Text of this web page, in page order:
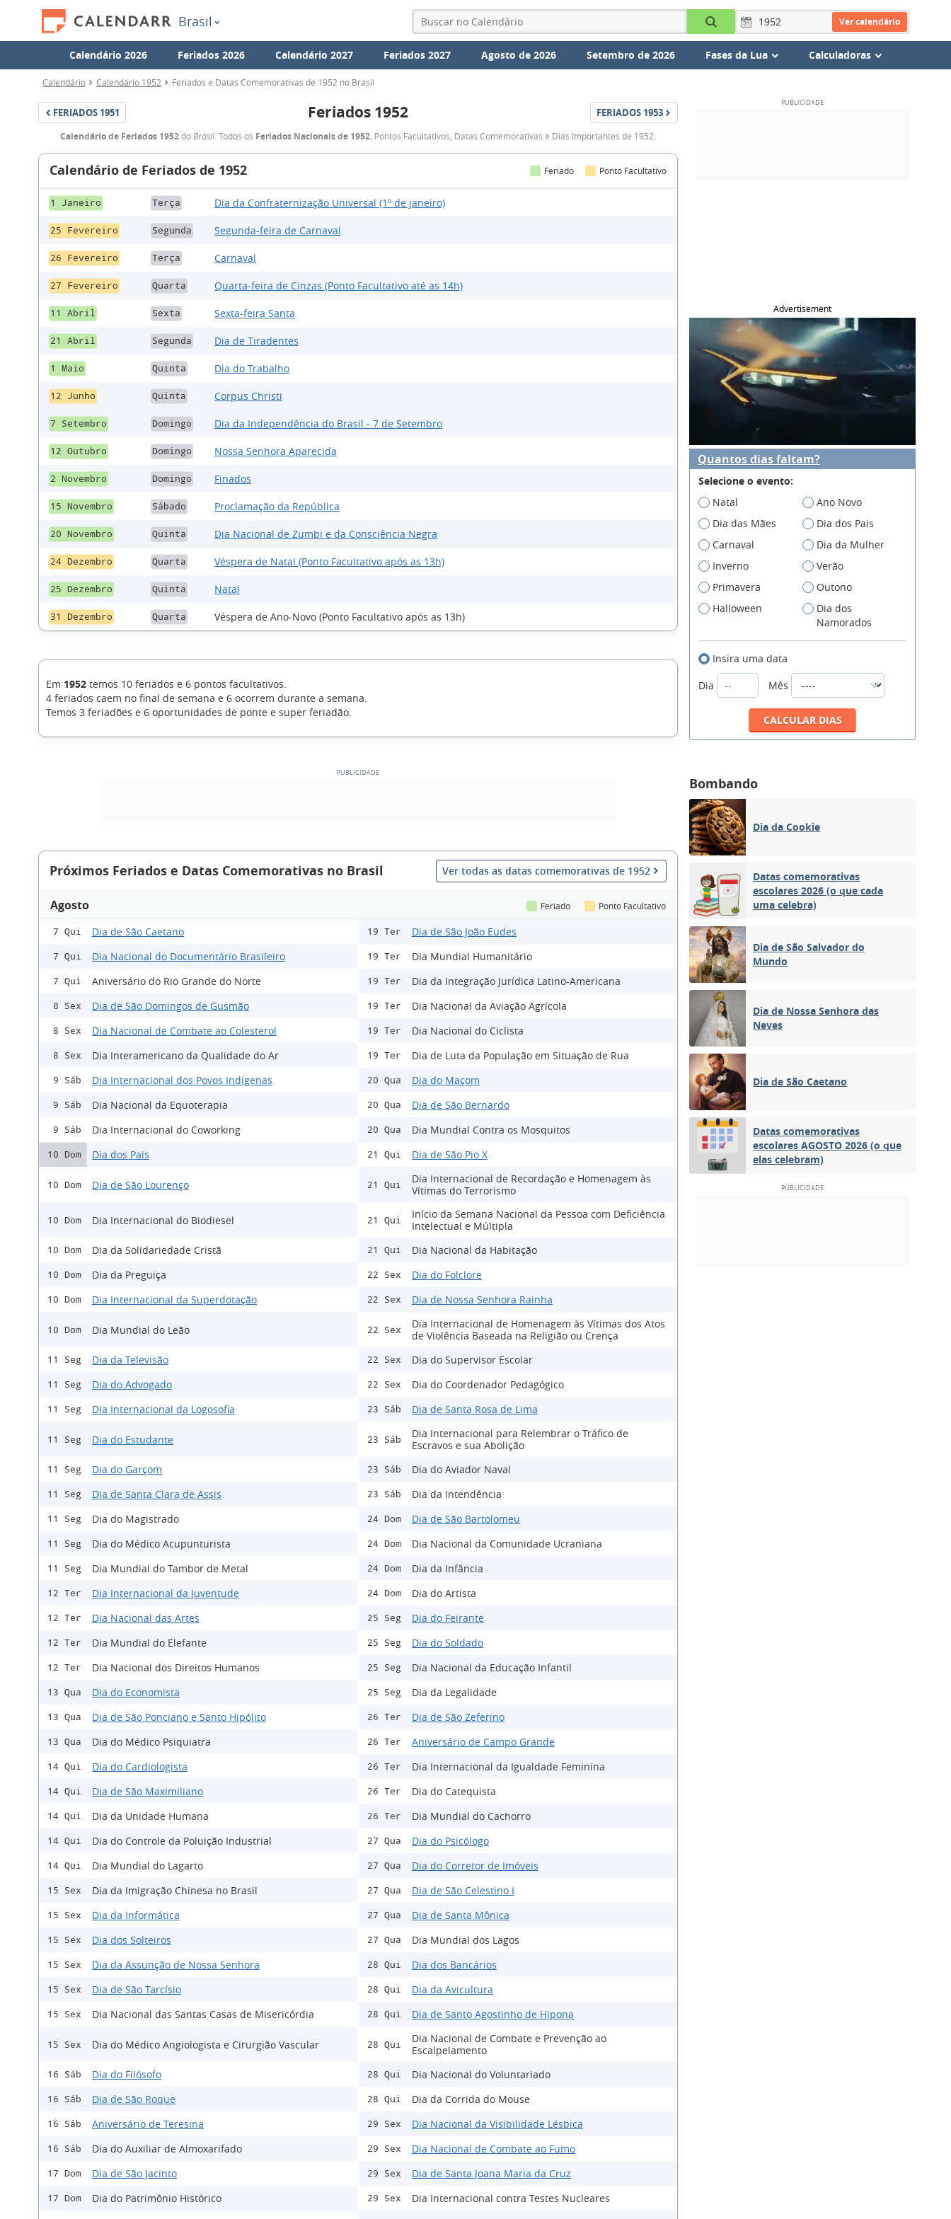
Brasil Ver calendário
Calendário 2026 Feriados 2026 Calendário 2027 Feriados 2027 Agosto de 2026 Setembro de 2026 Fases da Lua Calculadoras
Calendário Calendário 1952 Feriados e Datas Comemorativas de 1952 no Brasil
FERIADOS 1951
Feriados
1952
Feriados 1952 FERIADOS 1953
Calendário de Feriados 1952doBrasil . Todos os Feriados Nacionais de 1952 , Pontos Facultativos, Datas Comemorativas e Dias Importantes de 1952.
Calendário de Feriados de 1952 Feriado Ponto Facultativo
1 Janeiro Terça Dia da Confraternização Universal (1º de janeiro)
25 Fevereiro Segunda Segunda-feira de Carnaval
26 Fevereiro Terça Carnaval
27 Fevereiro Quarta Quarta-feira de Cinzas (Ponto Facultativo até as 14h)
11 Abril Sexta Sexta-feira Santa
21 Abril Segunda Dia de Tiradentes
1 Maio Quinta Dia do Trabalho
12 Junho Quinta Corpus Christi
7 Setembro Domingo Dia da Independência do Brasil - 7 de Setembro
12 Outubro Domingo Nossa Senhora Aparecida
2 Novembro Domingo Finados
15 Novembro Sábado Proclamação da República
20 Novembro Quinta Dia Nacional de Zumbi e da Consciência Negra
24 Dezembro Quarta Véspera de Natal (Ponto Facultativo após as 13h)
25 Dezembro Quinta Natal
31 Dezembro Quarta Véspera de Ano-Novo (Ponto Facultativo após as 13h)
Em 1952 temos 10 feriados e 6 pontos facultativos.
4 feriados caem no final de semana e 6 ocorrem durante a semana.
Temos 3 feriadões e 6 oportunidades de ponte e super feriadão.
Próximos Feriados e Datas Comemorativas no Brasil Ver todas as datas comemorativas de 1952
Agosto Feriado Ponto Facultativo
7 Qui Dia de São Caetano
7 Qui Dia Nacional do Documentário Brasileiro
7 Qui Aniversário do Rio Grande do Norte
8 Sex Dia de São Domingos de Gusmão
8 Sex Dia Nacional de Combate ao Colesterol
8 Sex Dia Interamericano da Qualidade do Ar
9 Sáb Dia Internacional dos Povos Indígenas
9 Sáb Dia Nacional da Equoterapia
9 Sáb Dia Internacional do Coworking
10 Dom Dia dos Pais
10 Dom Dia de São Lourenço
10 Dom Dia Internacional do Biodiesel
10 Dom Dia da Solidariedade Cristã
10 Dom Dia da Preguiça
10 Dom Dia Internacional da Superdotação
10 Dom Dia Mundial do Leão
11 Seg Dia da Televisão
11 Seg Dia do Advogado
11 Seg Dia Internacional da Logosofia
11 Seg Dia do Estudante
11 Seg Dia do Garçom
11 Seg Dia de Santa Clara de Assis
11 Seg Dia do Magistrado
11 Seg Dia do Médico Acupunturista
11 Seg Dia Mundial do Tambor de Metal
12 Ter Dia Internacional da Juventude
12 Ter Dia Nacional das Artes
12 Ter Dia Mundial do Elefante
12 Ter Dia Nacional dos Direitos Humanos
13 Qua Dia do Economista
13 Qua Dia de São Ponciano e Santo Hipólito
13 Qua Dia do Médico Psiquiatra
14 Qui Dia do Cardiologista
14 Qui Dia de São Maximiliano
14 Qui Dia da Unidade Humana
14 Qui Dia do Controle da Poluição Industrial
14 Qui Dia Mundial do Lagarto
15 Sex Dia da Imigração Chinesa no Brasil
15 Sex Dia da Informática
15 Sex Dia dos Solteiros
15 Sex Dia da Assunção de Nossa Senhora
15 Sex Dia de São Tarcísio
15 Sex Dia Nacional das Santas Casas de Misericórdia
15 Sex Dia do Médico Angiologista e Cirurgião Vascular
16 Sáb Dia do Filósofo
16 Sáb Dia de São Roque
16 Sáb Aniversário de Teresina
16 Sáb Dia do Auxiliar de Almoxarifado
17 Dom Dia de São Jacinto
17 Dom Dia do Patrimônio Histórico
19 Ter Dia de São João Eudes
19 Ter Dia Mundial Humanitário
19 Ter Dia da Integração Jurídica Latino-Americana
19 Ter Dia Nacional da Aviação Agrícola
19 Ter Dia Nacional do Ciclista
19 Ter Dia de Luta da População em Situação de Rua
20 Qua Dia do Maçom
20 Qua Dia de São Bernardo
20 Qua Dia Mundial Contra os Mosquitos
21 Qui Dia de São Pio X
21 Qui
Dia Internacional de Recordação e Homenagem às
Vítimas do Terrorismo
21 Qui
Início da Semana Nacional da Pessoa com Deficiência
Intelectual e Múltipla
21 Qui Dia Nacional da Habitação
22 Sex Dia do Folclore
22 Sex Dia de Nossa Senhora Rainha
22 Sex
Dia Internacional de Homenagem às Vítimas dos Atos
de Violência Baseada na Religião ou Crença
22 Sex Dia do Supervisor Escolar
22 Sex Dia do Coordenador Pedagógico
23 Sáb Dia de Santa Rosa de Lima
23 Sáb
Dia Internacional para Relembrar o Tráfico de
Escravos e sua Abolição
23 Sáb Dia do Aviador Naval
23 Sáb Dia da Intendência
24 Dom Dia de São Bartolomeu
24 Dom Dia Nacional da Comunidade Ucraniana
24 Dom Dia da Infância
24 Dom Dia do Artista
25 Seg Dia do Feirante
25 Seg Dia do Soldado
25 Seg Dia Nacional da Educação Infantil
25 Seg Dia da Legalidade
26 Ter Dia de São Zeferino
26 Ter Aniversário de Campo Grande
26 Ter Dia Internacional da Igualdade Feminina
26 Ter Dia do Catequista
26 Ter Dia Mundial do Cachorro
27 Qua Dia do Psicólogo
27 Qua Dia do Corretor de Imóveis
27 Qua Dia de São Celestino I
27 Qua Dia de Santa Mônica
27 Qua Dia Mundial dos Lagos
28 Qui Dia dos Bancários
28 Qui Dia da Avicultura
28 Qui Dia de Santo Agostinho de Hipona
28 Qui
Dia Nacional de Combate e Prevenção ao
Escalpelamento
28 Qui Dia Nacional do Voluntariado
28 Qui Dia da Corrida do Mouse
29 Sex Dia Nacional da Visibilidade Lésbica
29 Sex Dia Nacional de Combate ao Fumo
29 Sex Dia de Santa Joana Maria da Cruz
29 Sex Dia Internacional contra Testes Nucleares
Advertisement
Quantos dias faltam?
Selecione o evento:
Natal
Ano Novo
Dia das Mães
Dia dos Pais
Carnaval
Dia da Mulher
Inverno
Verão
Primavera
Outono
Halloween
Dia dos
Namorados
Insira uma data
Dia
Mês
Bombando
Dia da Cookie
Datas comemorativas
escolares 2026 (o que cada
uma celebra)
Dia de São Salvador do
Mundo
Dia de Nossa Senhora das
Neves
Dia de São Caetano
Datas comemorativas
escolares AGOSTO 2026 (o que
elas celebram)